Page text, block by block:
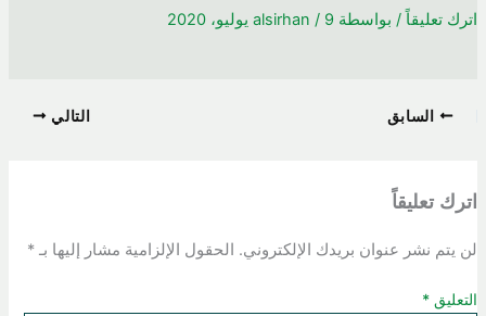
اترك تعليقاً / بواسطة alsirhan/ 9 يوليو، 2020
السابق التالي
اترك تعليقاً
لن يتم نشر عنوان بريدك الإلكتروني. الحقول الإلزامية مشار إليها بـ *
التعليق *